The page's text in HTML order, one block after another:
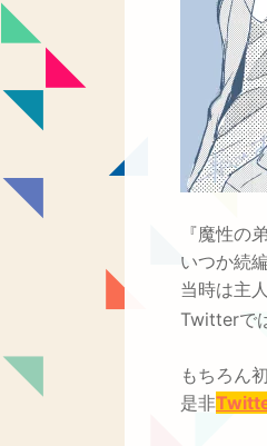
『魔性の
いつか続
当時は主
Twitterで
もちろん
是非